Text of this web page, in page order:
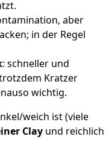
aber
in der Regel
: schneller und
Kratzer
wichtig.
weich ist (viele
Clay und reichlich